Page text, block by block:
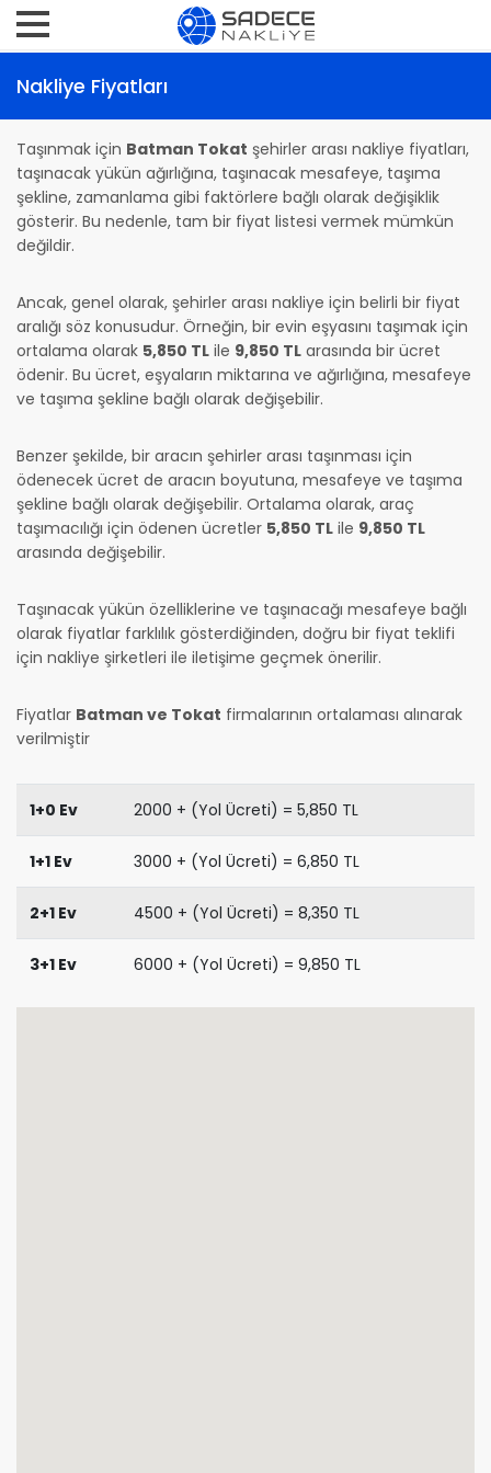
Nakliye Fiyatları
Taşınmak için Batman Tokat şehirler arası nakliye fiyatları,
taşınacak yükün ağırlığına, taşınacak mesafeye, taşıma
şekline, zamanlama gibi faktörlere bağlı olarak değişiklik
gösterir. Bu nedenle, tam bir fiyat listesi vermek mümkün
değildir.
Ancak, genel olarak, şehirler arası nakliye için belirli bir fiyat
aralığı söz konusudur. Örneğin, bir evin eşyasını taşımak için
ortalama olarak 5,850 TL ile 9,850 TL arasında bir ücret
ödenir. Bu ücret, eşyaların miktarına ve ağırlığına, mesafeye
ve taşıma şekline bağlı olarak değişebilir.
Benzer şekilde, bir aracın şehirler arası taşınması için
ödenecek ücret de aracın boyutuna, mesafeye ve taşıma
şekline bağlı olarak değişebilir. Ortalama olarak, araç
taşımacılığı için ödenen ücretler 5,850 TL ile 9,850 TL
arasında değişebilir.
Taşınacak yükün özelliklerine ve taşınacağı mesafeye bağlı
olarak fiyatlar farklılık gösterdiğinden, doğru bir fiyat teklifi
için nakliye şirketleri ile iletişime geçmek önerilir.
Fiyatlar Batman ve Tokat firmalarının ortalaması alınarak
verilmiştir
1+0 Ev 2000 + (Yol Ücreti) = 5,850 TL
1+1 Ev 3000 + (Yol Ücreti) = 6,850 TL
2+1 Ev 4500 + (Yol Ücreti) = 8,350 TL
3+1 Ev 6000 + (Yol Ücreti) = 9,850 TL